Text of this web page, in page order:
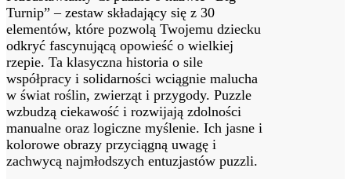
Turnip” – zestaw składający się z 30
elementów, które pozwolą Twojemu dziecku
odkryć fascynującą opowieść o wielkiej
rzepie. Ta klasyczna historia o sile
współpracy i solidarności wciągnie malucha
w świat roślin, zwierząt i przygody. Puzzle
wzbudzą ciekawość i rozwijają zdolności
manualne oraz logiczne myślenie. Ich jasne i
kolorowe obrazy przyciągną uwagę i
zachwycą najmłodszych entuzjastów puzzli.